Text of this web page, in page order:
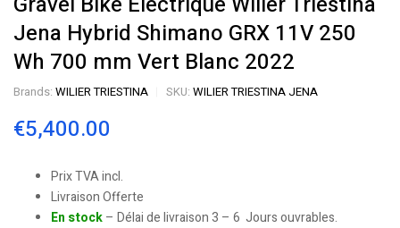
Jena Hybrid Shimano GRX 11V 250
Wh 700 mm Vert Blanc 2022
Brands: WILIER TRIESTINA SKU: WILIER TRIESTINA JENA
€5,400.00
Prix TVA incl.
Livraison Offerte
En stock– Délai de livraison 3 – 6 Jours ouvrables.